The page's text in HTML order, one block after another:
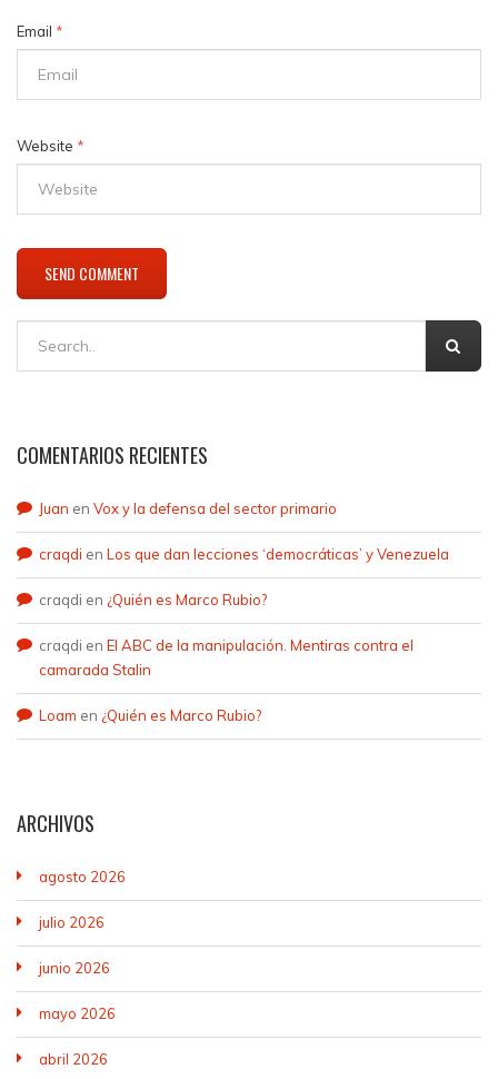
Email *
Website *
COMENTARIOS RECIENTES
Juan en Vox y la defensa del sector primario
craqdi en Los que dan lecciones ‘democráticas’ y Venezuela
craqdi en ¿Quién es Marco Rubio?
craqdi en El ABC de la manipulación. Mentiras contra el
camarada Stalin
Loam en ¿Quién es Marco Rubio?
ARCHIVOS
agosto 2026
julio 2026
junio 2026
mayo 2026
abril 2026